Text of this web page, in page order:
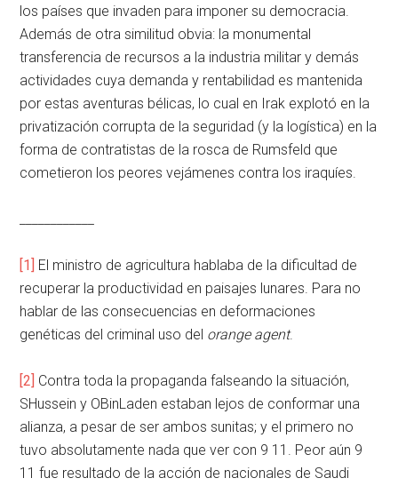
los países que invaden para imponer su democracia.
Además de otra similitud obvia: la monumental
transferencia de recursos a la industria militar y demás
actividades cuya demanda y rentabilidad es mantenida
por estas aventuras bélicas, lo cual en Irak explotó en la
privatización corrupta de la seguridad (y la logística) en la
forma de contratistas de la rosca de Rumsfeld que
cometieron los peores vejámenes contra los iraquíes.
[1] El ministro de agricultura hablaba de la dificultad de
recuperar la productividad en paisajes lunares. Para no
hablar de las consecuencias en deformaciones
genéticas del criminal uso del orange agent.
[2] Contra toda la propaganda falseando la situación,
SHussein y OBinLaden estaban lejos de conformar una
alianza, a pesar de ser ambos sunitas; y el primero no
tuvo absolutamente nada que ver con 9 11. Peor aún 9
11 fue resultado de la acción de nacionales de Saudi